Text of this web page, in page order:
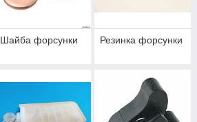
Шайба форсунки Резинка форсунки